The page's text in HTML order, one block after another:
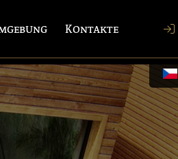
Kontakte